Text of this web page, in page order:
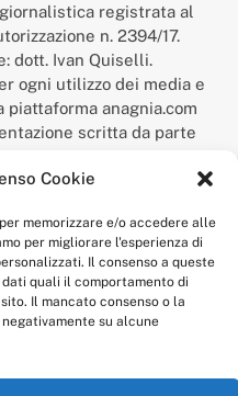
Cookie
memorizzare e/o accedere alle
per migliorare l'esperienza di
Il consenso a queste
quali il comportamento di
Il mancato consenso o la
su alcune
registrata al
n. 2394/17.
dott. Ivan Quiselli.
ogni utilizzo dei media e
anagnia.com
scritta da parte
presso l’Ufficio Italiano
del 9 febbraio 2017.